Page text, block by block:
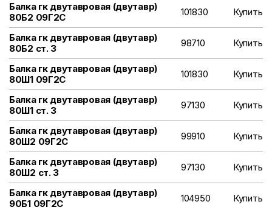
Балка гк двутавровая (двутавр)
80Б2 09Г2С
101830 Купить
Балка гк двутавровая (двутавр)
80Б2 ст. 3
98710 Купить
Балка гк двутавровая (двутавр)
80Ш1 09Г2С
101830 Купить
Балка гк двутавровая (двутавр)
80Ш1 ст. 3
97130 Купить
Балка гк двутавровая (двутавр)
80Ш2 09Г2С
99910 Купить
Балка гк двутавровая (двутавр)
80Ш2 ст. 3
97130 Купить
Балка гк двутавровая (двутавр)
90Б1 09Г2С
104950 Купить